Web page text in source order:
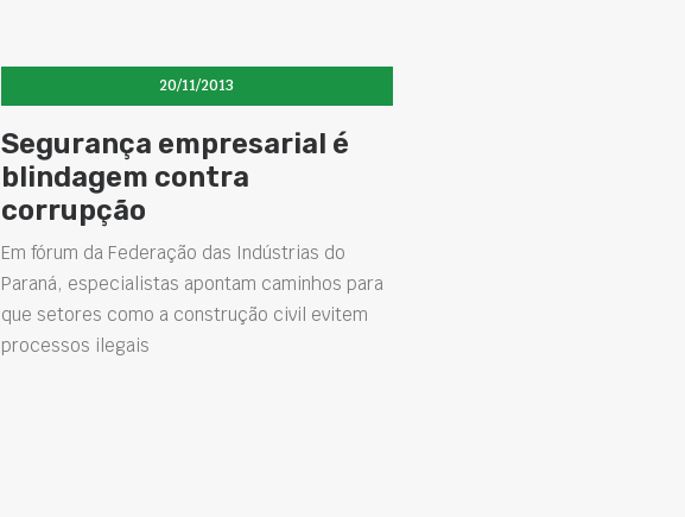
20/11/2013
Segurança empresarial é
blindagem contra
corrupção
Em fórum da Federação das Indústrias do
Paraná, especialistas apontam caminhos para
que setores como a construção civil evitem
processos ilegais